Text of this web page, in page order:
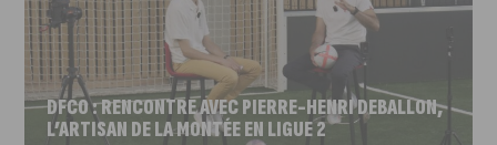
DFCO : RENCONTRE AVEC PIERRE-HENRI DEBALLON,
L’ARTISAN DE LA MONTÉE EN LIGUE 2